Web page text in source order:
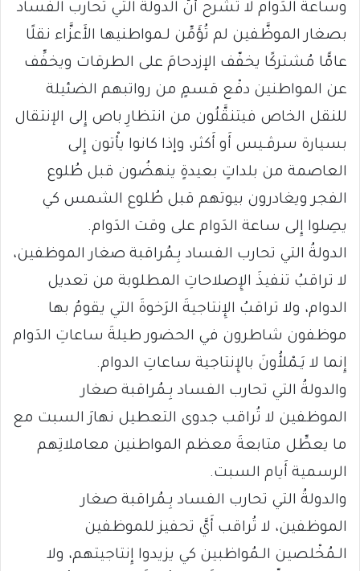
وساعةُ الدَوام لا تَشرح أَنَّ الدولة التي تحارب الفساد
بصغار الموظَّفين لم تُؤَمِّن لـمواطنيها الأَعزَّاء نقلًا
عامًّا مُشتركًا يخفّف الإزدحامَ على الطرقات ويخفِّف
عن المواطنين دفْع قسمٍ من رواتبهم الضئيلة
للنقل الخاص فيتنقَّلُون من انتظارِ باص إِلى الإنتقال
بسيارة سرﭬـيس أَو أَكثر، وإذا كانوا يأْتون إِلى
العاصمة من بلداتٍ بعيدةٍ ينهضُون قبل طُلوع
الفجر ويغادرون بيوتهم قبل طُلوع الشمس كي
يصِلوا إِلى ساعة الدَوام على وقت الدَوام.
الدولةُ التي تحارب الفساد بِـمُراقبة صغار الموظفين،
لا تراقبُ تنفيذَ الإِصلاحاتِ المطلوبة من تعديل
الدوام، ولا تراقبُ الإِنتاجيةَ الرَخوةَ التي يقومُ بها
موظفون شاطرون في الحضور طيلةَ ساعاتِ الدَوام
إِنما لا يَـمْلأُونَ بالإِنتاجية ساعاتِ الدوام.
والدولةُ التي تحارب الفساد بِـمُراقبة صغار
الموظفين لا تُراقب جدوى التعطيل نهارَ السبت مع
ما يعطِّل متابعةَ معظم المواطنين معاملاتِهم
الرسمية أَيام السبت.
والدولةُ التي تحارب الفساد بِـمُراقبة صغار
الموظفين، لا تُراقب أَيَّ تحفيز للموظفين
الـمُخْلصين الـمُواظبين كي يزيدوا إِنتاجيتهم، ولا